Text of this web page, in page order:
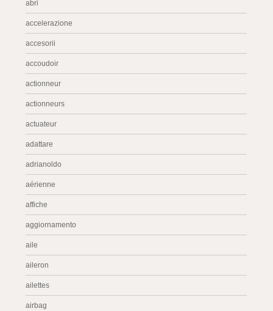
abri
accelerazione
accesorii
accoudoir
actionneur
actionneurs
actuateur
adattare
adrianoldo
aérienne
affiche
aggiornamento
aile
aileron
ailettes
airbag